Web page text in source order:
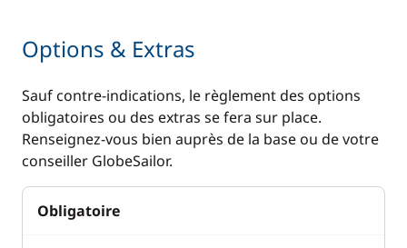
Options & Extras
Sauf contre-indications, le règlement des options
obligatoires ou des extras se fera sur place.
Renseignez-vous bien auprès de la base ou de votre
conseiller GlobeSailor.
Obligatoire